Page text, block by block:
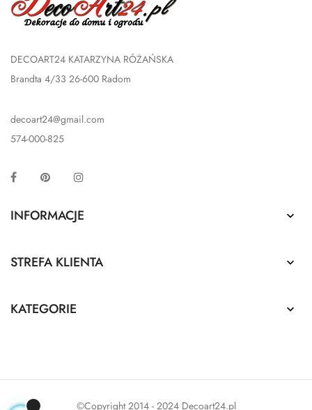
DECOART24 KATARZYNA RÓŻAŃSKA
Brandta 4/33 26-600 Radom
decoart24@gmail.com
574-000-825
Facebook Pinterest
INFORMACJE 
STREFA KLIENTA 
KATEGORIE 
©Copyright 2014 - 2024 Decoart24.pl